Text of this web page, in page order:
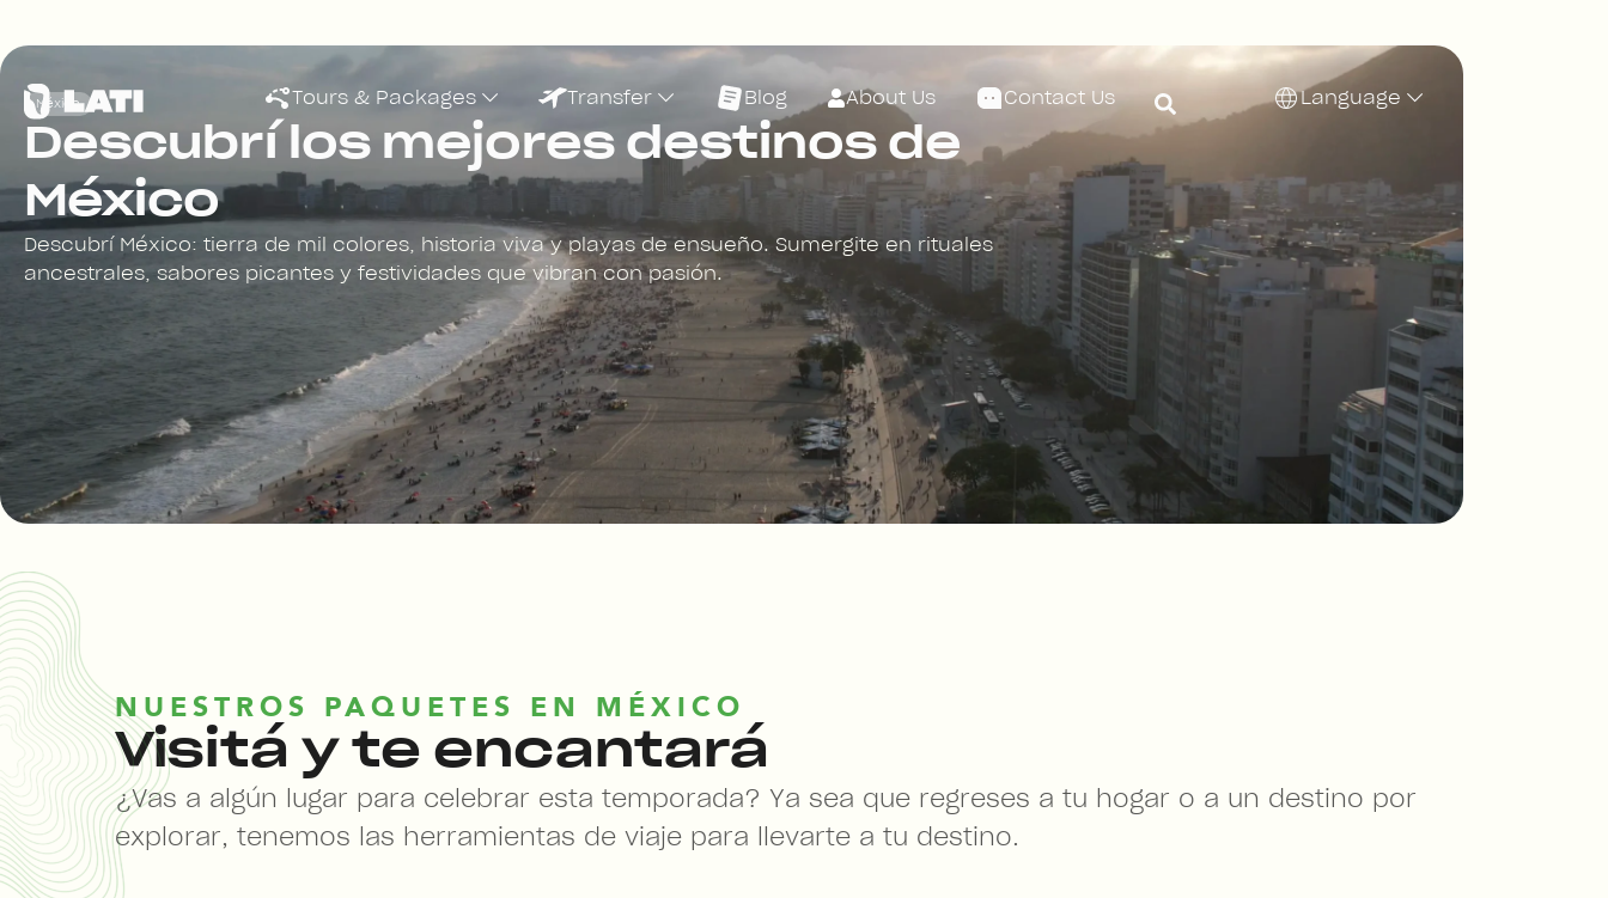
Tours & Packages Transfer Blog About Us Contact Us Language
México
Descubrí los mejores destinos de
México
Descubrí México: tierra de mil colores, historia viva y playas de ensueño. Sumergite en rituales
ancestrales, sabores picantes y festividades que vibran con pasión.
NUESTROS PAQUETES EN MÉXICO
Visitá y te encantará
¿Vas a algún lugar para celebrar esta temporada? Ya sea que regreses a tu hogar o a un destino por
explorar, tenemos las herramientas de viaje para llevarte a tu destino.